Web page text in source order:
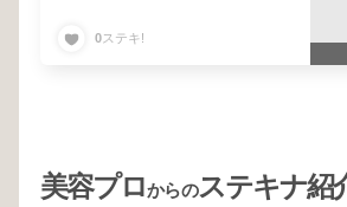
0ステキ!
美容プロからのステキナ紹